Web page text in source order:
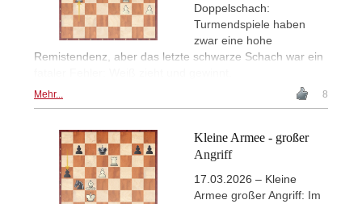
Doppelschach:
Turmendspiele haben
zwar eine hohe
Remistendenz, aber das letzte schwarze Schach war ein
Mehr... 8
Kleine Armee - großer
Angriff
17.03.2026 – Kleine
Armee großer Angriff: Im